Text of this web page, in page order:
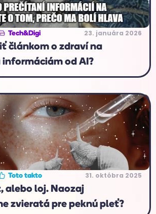
Tech&Digi 23. januára 2026
článkom o zdraví na
od AI?
Toto takto 31. októbra 2025
alebo loj. Naozaj
zvieratá pre peknú pleť?